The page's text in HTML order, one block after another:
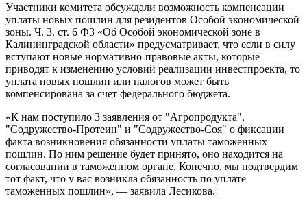
Участники комитета обсуждали возможность компенсации
уплаты новых пошлин для резидентов Особой экономической
зоны. Ч. 3. ст. 6 ФЗ «Об Особой экономической зоне в
Калининградской области» предусматривает, что если в силу
вступают новые нормативно-правовые акты, которые
приводят к изменению условий реализации инвестпроекта, то
уплата новых пошлин или налогов может быть
компенсирована за счет федерального бюджета.
«К нам поступило 3 заявления от "Агропродукта",
"Содружество-Протеин" и "Содружество-Соя" о фиксации
факта возникновения обязанности уплаты таможенных
пошлин. По ним решение будет принято, оно находится на
согласовании в таможенном органе. Конечно, мы подтвердим
тот факт, что у вас возникла обязанность по уплате
таможенных пошлин», — заявила Лесикова.